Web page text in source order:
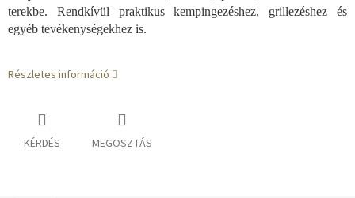
terekbe. Rendkívül praktikus kempingezéshez, grillezéshez és
egyéb tevékenységekhez is.
Részletes információ
KÉRDÉS MEGOSZTÁS